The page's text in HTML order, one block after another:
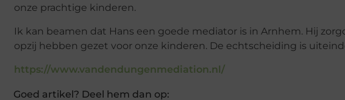
onze prachtige kinderen.
Ik kan beamen dat Hans een goede mediator is in Arnhem. Hij
opzij hebben gezet voor onze kinderen. De echtscheiding is
https://www.vandendungenmediation.nl/
Goed artikel? Deel hem dan op: